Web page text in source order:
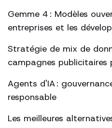
Gemme 4 : Modèles
entreprises et les
Stratégie de mix de
campagnes publicitaires
Agents d'IA :
responsable
Les meilleures